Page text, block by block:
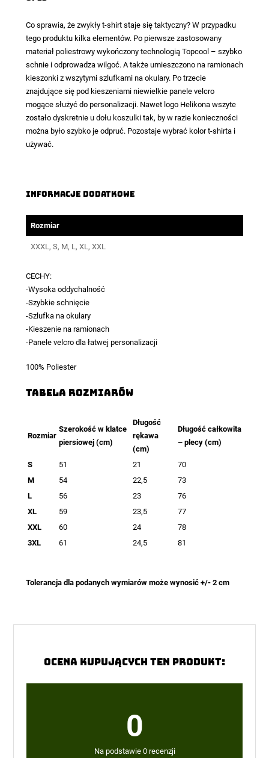
Co sprawia, że zwykły t-shirt staje się taktyczny? W przypadku
tego produktu kilka elementów. Po pierwsze zastosowany
materiał poliestrowy wykończony technologią Topcool – szybko
schnie i odprowadza wilgoć. A także umieszczono na ramionach
kieszonki z wszytymi szlufkami na okulary. Po trzecie
znajdujące się pod kieszeniami niewielkie panele velcro
mogące służyć do personalizacji. Nawet logo Helikona wszyte
zostało dyskretnie u dołu koszulki tak, by w razie konieczności
można było szybko je odpruć. Pozostaje wybrać kolor t-shirta i
używać.
Informacje dodatkowe
Rozmiar
XXXL, S, M, L, XL, XXL
CECHY:
-Wysoka oddychalność
-Szybkie schnięcie
-Szlufka na okulary
-Kieszenie na ramionach
-Panele velcro dla łatwej personalizacji
100% Poliester
TABELA ROZMIARÓW
Rozmiar
Szerokość w klatce
piersiowej (cm)
Długość
rękawa
(cm)
Długość całkowita
– plecy (cm)
S 51 21
70
M
54 22,5
73
L
56 23
76
XL
59 23,5
77
XXL
60 24
78
3XL
61 24,5 81
Tolerancja dla podanych wymiarów może wynosić +/- 2 cm
Ocena kupujących ten produkt:
0
Na podstawie 0 recenzji